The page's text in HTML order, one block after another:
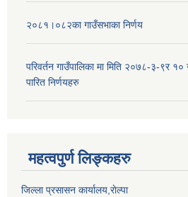
२०८१।०८२का गाउँसभाका निर्णय
परिवर्तन गाउँपालिका मा मिति २०७८-३-९र
पारित निर्णयहरु
महत्वपुर्ण लिङ्कहरु
जिल्ला प्रसासन कार्यालय,राेल्पा